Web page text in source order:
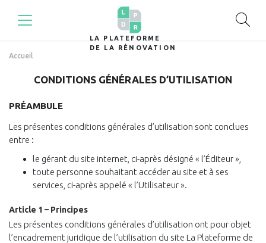
LA PLATEFORME
DE LA RÉNOVATION
Accueil
CONDITIONS GÉNÉRALES D’UTILISATION
PRÉAMBULE
Les présentes conditions générales d’utilisation sont conclues
entre :
le gérant du site internet, ci-après désigné « l’Éditeur »,
toute personne souhaitant accéder au site et à ses
services, ci-après appelé « l’Utilisateur ».
Article 1 – Principes
Les présentes conditions générales d’utilisation ont pour objet
l’encadrement juridique de l’utilisation du site La Plateforme de